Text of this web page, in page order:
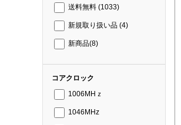
送料無料 (1033)
新規取り扱い品 (4)
新商品(8)
コアクロック
1006MHｚ
1046MHz